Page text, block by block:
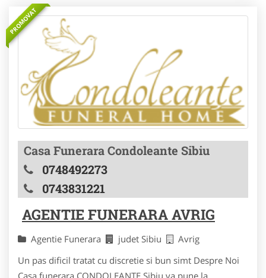
PROMOVAT
Casa Funerara Condoleante Sibiu
0748492273
0743831221
AGENTIE FUNERARA AVRIG
Agentie Funerara judet Sibiu
Avrig
Un pas dificil tratat cu discretie si bun simt Despre Noi